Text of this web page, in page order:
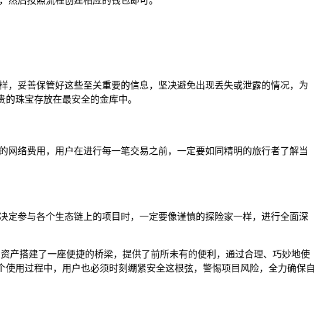
妥善保管好这些至关重要的信息，坚决避免出现丢失或泄露的情况，为
珠宝存放在最安全的金库中。
络费用，用户在进行每一笔交易之前，一定要如同精明的旅行者了解当
参与各个生态链上的项目时，一定要像谨慎的探险家一样，进行全面深
产搭建了一座便捷的桥梁，提供了前所未有的便利，通过合理、巧妙地使
用过程中，用户也必须时刻绷紧安全这根弦，警惕项目风险，全力确保自